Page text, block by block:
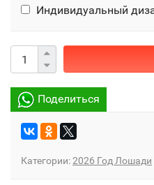
Индивидуальный
Поделиться
Категории:2026 Год Лошади